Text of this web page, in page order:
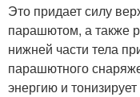
Это придает силу
парашютом, а также
нижней части тела
парашютного
энергию и